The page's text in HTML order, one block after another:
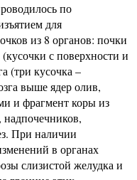
по
для
из 8 органов: почки
с поверхности и
(три кусочка –
выше ядер олив,
и фрагмент коры из
При наличии
в органах
слизистой желудка и